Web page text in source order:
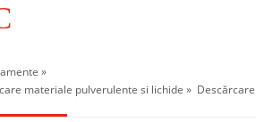
»
materiale pulverulente si lichide »